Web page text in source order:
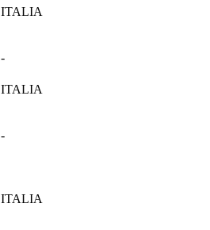
ITALIA
-
ITALIA
-
ITALIA